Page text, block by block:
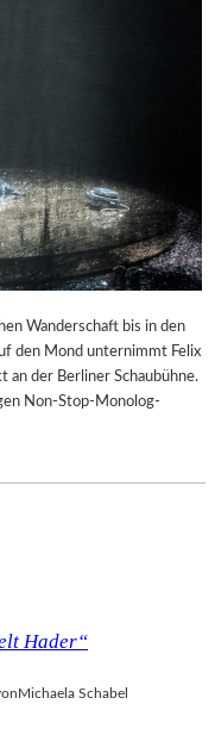
Wanderschaft bis in den
den Mond unternimmt Felix
an der Berliner Schaubühne.
Non-Stop-Monolog-
Hader“
Michaela Schabel